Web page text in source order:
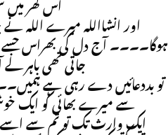
اس گھر میں
اور انشااللہ میرے اللہ نے
ہوگا۔۔۔۔ آج دل کی بھراس
جاتی تھی باہر
تو بددعائیں دے رہی ہے
سے میرے بھائی کو ایک
ایک وارث تک تو تم سے